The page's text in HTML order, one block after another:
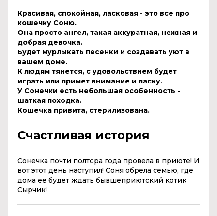
Красивая, спокойная, ласковая - это все про
кошечку Соню.
Она просто ангел, такая аккуратная, нежная и
добрая девочка.
Будет мурлыкать песенки и создавать уют в
вашем доме.
К людям тянется, с удовольствием будет
играть или примет внимание и ласку.
У Сонечки есть небольшая особенность -
шаткая походка.
Кошечка привита, стерилизована.
Счастливая история
Сонечка почти полтора года провела в приюте! И
вот этот день наступил! Соня обрела семью, где
дома ее будет ждать бывшеприютский котик
Сырчик!